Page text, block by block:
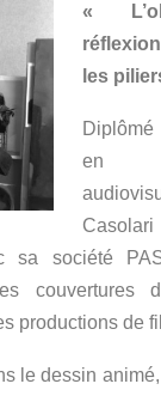
«
les
en
sa société
couvertures
productions de
le dessin